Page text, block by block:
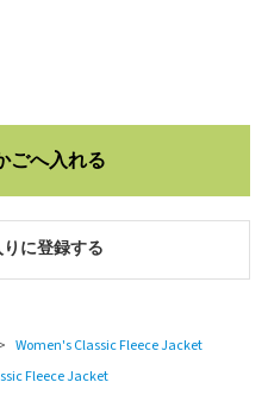
に登録する
> Women's Classic Fleece Jacket
Fleece Jacket